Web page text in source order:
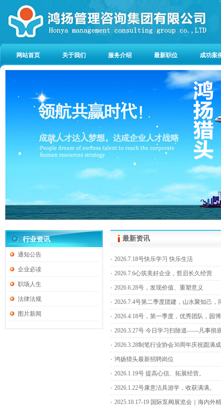
网站首页 关于我们 服务介绍 最新职位 成功案
行业资讯
通知公告
企业必读
职场人生
法律法规
图片新闻
最新资讯
2026.7.18号快乐学习 快乐生活
2026.7.6心筑美好企业，哲启长久经营
2026.6.28号，发现价值、重塑意义
2026.7.4号第二季度团建，山水聚知己
2026.4.18号，第一季度，优秀团队，园
2026.3.27号 今日学习扫除道——凡事彻
2026.3.28制笔行业协会30周年庆祝圆满
鸿扬猎头最新招聘岗位
2026.1.19号 提高心信、拓展经营。
2026.1.22号康意洁具游学，收获满满。
2025.10.17-19 国际泵阀展览会｜海内外